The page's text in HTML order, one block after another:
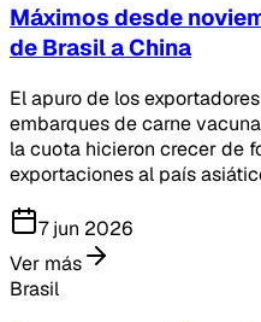
Máximos desde
de Brasil a China
El apuro de los
embarques de carne
la cuota hicieron crecer de
exportaciones al país
7 jun 2026
Ver más
Brasil